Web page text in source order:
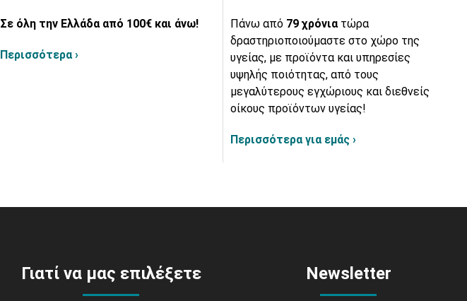
Σε όλη την Ελλάδα από 100€ και άνω!
Περισσότερα ›
Πάνω από 79 χρόνια τώρα
δραστηριοποιούμαστε στο χώρο της
υγείας, με προϊόντα και υπηρεσίες
υψηλής ποιότητας, από τους
μεγαλύτερους εγχώριους και διεθνείς
οίκους προϊόντων υγείας!
Περισσότερα για εμάς ›
Γιατί να μας επιλέξετε Newsletter